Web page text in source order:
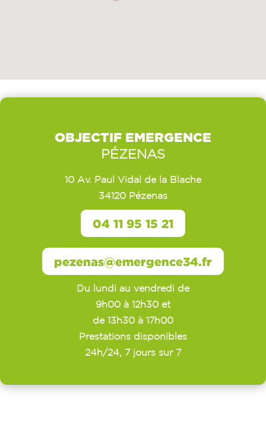
OBJECTIF EMERGENCE
PÉZENAS
10 Av. Paul Vidal de la Blache
34120 Pézenas
Du lundi au vendredi de
9h00 à 12h30 et
de 13h30 à 17h00
Prestations disponibles
24h/24, 7 jours sur 7
pezenas@emergence34.fr
04 11 95 15 21